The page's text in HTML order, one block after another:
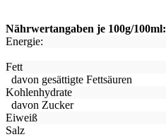
Nährwertangaben je 100g/100ml:
Energie:
Fett
davon gesättigte Fettsäuren
Kohlenhydrate
davon Zucker
Eiweiß
Salz